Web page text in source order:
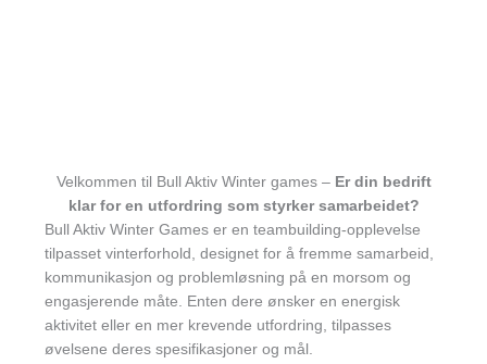
Velkommen til Bull Aktiv Winter games – Er din bedrift
klar for en utfordring som styrker samarbeidet?
Bull Aktiv Winter Games er en teambuilding-opplevelse
tilpasset vinterforhold, designet for å fremme samarbeid,
kommunikasjon og problemløsning på en morsom og
engasjerende måte. Enten dere ønsker en energisk
aktivitet eller en mer krevende utfordring, tilpasses
øvelsene deres spesifikasjoner og mål.